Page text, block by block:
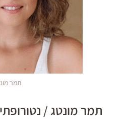
תמר
תמר מונטג /